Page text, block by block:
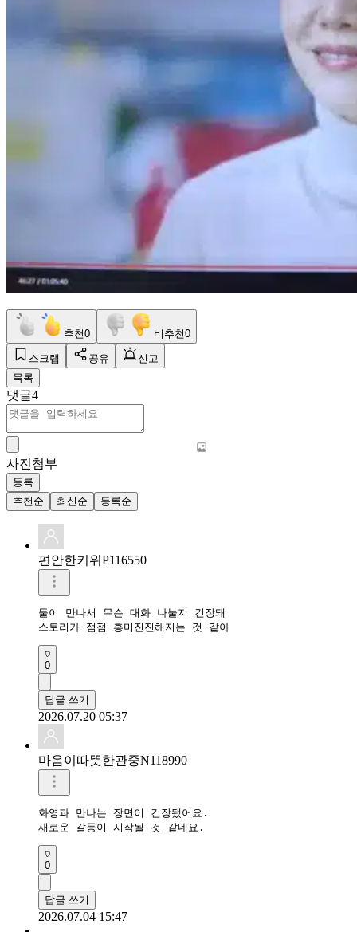
추천0 비추천0
스크랩 공유
신고
목록
댓글4
사진첨부
등록
추천순
최신순 등록순
편안한키위P116550
둘이 만나서 무슨 대화 나눌지 긴장돼
스토리가 점점 흥미진진해지는 것 같아
0
답글 쓰기
2026.07.20 05:37
마음이따뜻한관중N118990
화영과 만나는 장면이 긴장됐어요.
새로운 갈등이 시작될 것 같네요.
0
답글 쓰기
2026.07.04 15:47